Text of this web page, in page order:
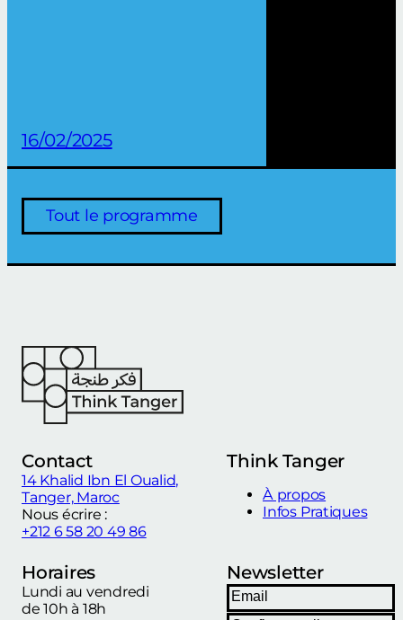
16/02/2025
Tout le programme
Contact
14 Khalid Ibn El Oualid,
Tanger, Maroc
Nous écrire :
+212 6 58 20 49 86
Think Tanger
À propos
Infos Pratiques
Horaires
Lundi au vendredi
de 10h à 18h
Newsletter